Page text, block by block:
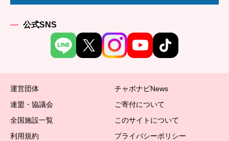
公式SNS
運営団体
チャボナビNews
連盟・協議会
ご寄付について
全国施設一覧
このサイトについて
利用規約
プライバシーポリシー